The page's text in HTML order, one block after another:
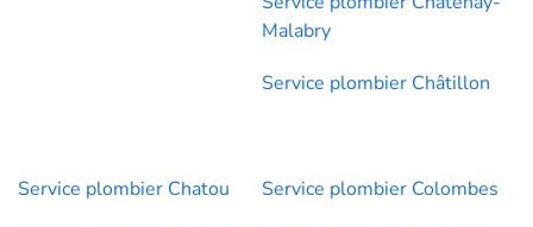
Malabry
Service plombier Châtillon
Service plombier Chatou
Service plombier Colombes